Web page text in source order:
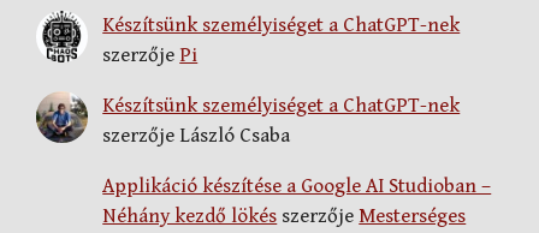
Készítsünk személyiséget a ChatGPT-nek
szerzője Pi
Készítsünk személyiséget a ChatGPT-nek
szerzője László Csaba
Applikáció készítése a Google AI Studioban –
Néhány kezdő lökés szerzőjeMesterséges